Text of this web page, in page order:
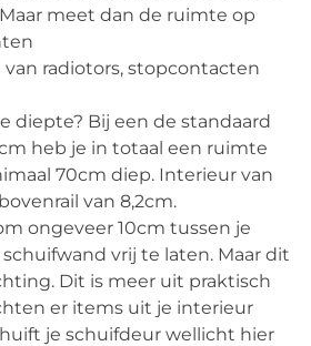
meet dan de ruimte op
radiotors, stopcontacten
diepte? Bij een de standaard
heb je in totaal een ruimte
70cm diep. Interieur van
van 8,2cm.
ongeveer 10cm tussen je
vrij te laten. Maar dit
Dit is meer uit praktisch
er items uit je interieur
je schuifdeur wellicht hier